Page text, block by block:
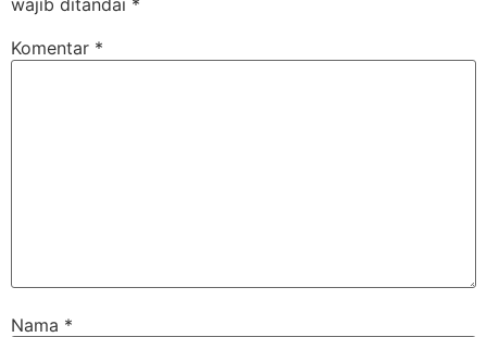
wajib ditandai *
Komentar *
Nama *